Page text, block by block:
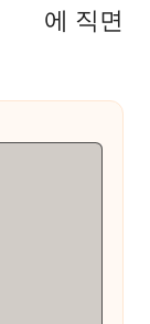
에 직면